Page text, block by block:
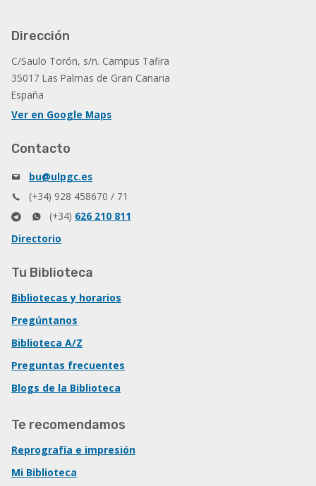
Dirección
C/Saulo Torón, s/n. Campus Tafira
35017 Las Palmas de Gran Canaria
España
Ver en Google Maps
Contacto
bu@ulpgc.es
(+34) 928 458670 / 71
(+34) 626 210 811
Directorio
Tu Biblioteca
Bibliotecas y horarios
Pregúntanos
Biblioteca A/Z
Preguntas frecuentes
Blogs de la Biblioteca
Te recomendamos
Reprografía e impresión
Mi Biblioteca